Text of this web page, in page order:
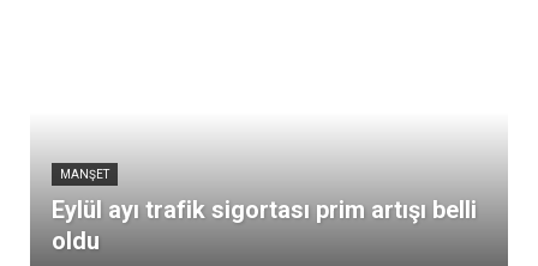
MANŞET
Eylül ayı trafik sigortası prim artışı belli
oldu